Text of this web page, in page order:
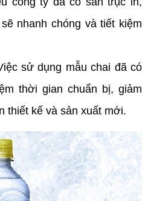
nhanh chóng và tiết kiệm
sử dụng mẫu chai đã có
thời gian chuẩn bị, giảm
thiết kế và sản xuất mới.